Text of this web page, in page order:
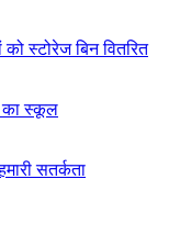
स्टोरेज बिन वितरित
का स्कूल
सतर्कता